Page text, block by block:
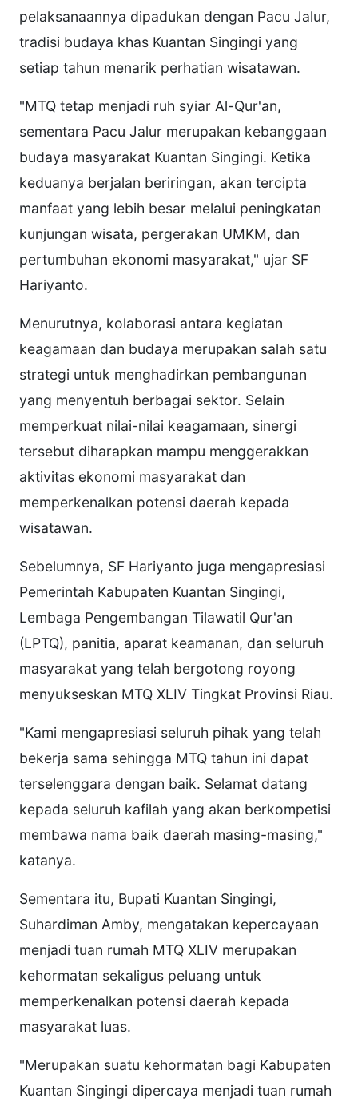
pelaksanaannya dipadukan dengan Pacu Jalur,
tradisi budaya khas Kuantan Singingi yang
setiap tahun menarik perhatian wisatawan.
"MTQ tetap menjadi ruh syiar Al-Qur'an,
sementara Pacu Jalur merupakan kebanggaan
budaya masyarakat Kuantan Singingi. Ketika
keduanya berjalan beriringan, akan tercipta
manfaat yang lebih besar melalui peningkatan
kunjungan wisata, pergerakan UMKM, dan
pertumbuhan ekonomi masyarakat," ujar SF
Hariyanto.
Menurutnya, kolaborasi antara kegiatan
keagamaan dan budaya merupakan salah satu
strategi untuk menghadirkan pembangunan
yang menyentuh berbagai sektor. Selain
memperkuat nilai-nilai keagamaan, sinergi
tersebut diharapkan mampu menggerakkan
aktivitas ekonomi masyarakat dan
memperkenalkan potensi daerah kepada
wisatawan.
Sebelumnya, SF Hariyanto juga mengapresiasi
Pemerintah Kabupaten Kuantan Singingi,
Lembaga Pengembangan Tilawatil Qur'an
(LPTQ), panitia, aparat keamanan, dan seluruh
masyarakat yang telah bergotong royong
menyukseskan MTQ XLIV Tingkat Provinsi Riau.
"Kami mengapresiasi seluruh pihak yang telah
bekerja sama sehingga MTQ tahun ini dapat
terselenggara dengan baik. Selamat datang
kepada seluruh kafilah yang akan berkompetisi
membawa nama baik daerah masing-masing,"
katanya.
Sementara itu, Bupati Kuantan Singingi,
Suhardiman Amby, mengatakan kepercayaan
menjadi tuan rumah MTQ XLIV merupakan
kehormatan sekaligus peluang untuk
memperkenalkan potensi daerah kepada
masyarakat luas.
"Merupakan suatu kehormatan bagi Kabupaten
Kuantan Singingi dipercaya menjadi tuan rumah